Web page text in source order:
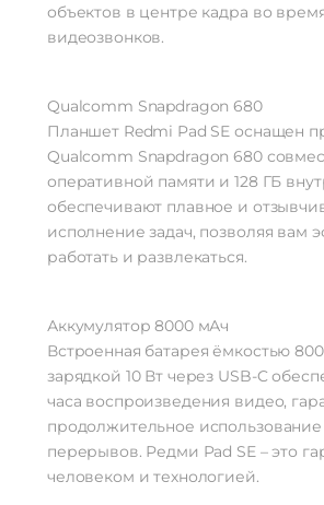
объектов в центре кадра во
видеозвонков.
Qualcomm Snapdragon 680
Планшет Redmi Pad SE оснащен
Qualcomm Snapdragon 680
оперативной памяти и 128 ГБ
обеспечивают плавное и
исполнение задач, позволяя вам
работать и развлекаться.
Аккумулятор 8000 мАч
Встроенная батарея ёмкостью
зарядкой 10 Вт через USB-C
часа воспроизведения видео,
продолжительное использование
перерывов. Редми Pad SE – это
человеком и технологией.